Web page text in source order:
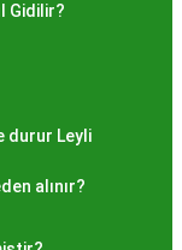
hayır
en iyi
Gidilir?
durur Leyli
alınır?